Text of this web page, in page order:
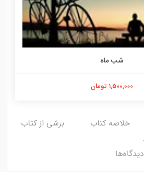
شب ماه
1,500,000 تومان
خلاصه کتاب برشی از کتاب
دیدگاه‌ها